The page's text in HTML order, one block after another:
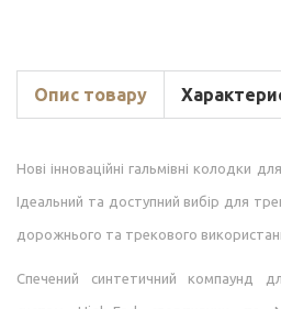
Опис товару
Нові інноваційні гальмівні колодки
Ідеальний та доступний вибір для
дорожнього та трекового
Спечений синтетичний компаунд